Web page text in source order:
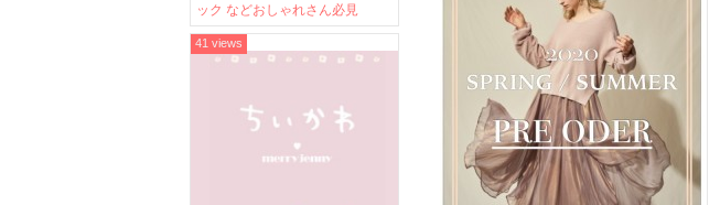
ック などおしゃれさん必見
41 views